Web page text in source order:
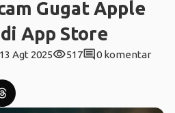
Gugat Apple
App Store
Agt 2025visibility517comment0 komentar